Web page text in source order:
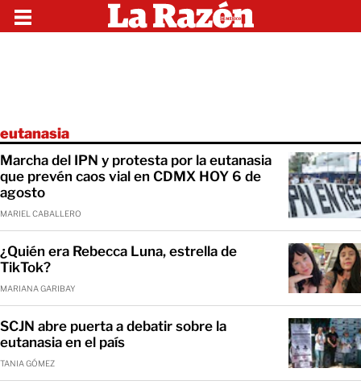
eutanasia
Marcha del IPN y protesta por la eutanasia
que prevén caos vial en CDMX HOY 6 de
agosto
MARIEL CABALLERO
¿Quién era Rebecca Luna, estrella de
TikTok?
MARIANA GARIBAY
SCJN abre puerta a debatir sobre la
eutanasia en el país
TANIA GÓMEZ